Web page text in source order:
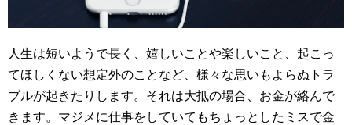
人生は短いようで長く、嬉しいことや楽しいこと、起こっ
てほしくない想定外のことなど、様々な思いもよらぬトラ
ブルが起きたりします。それは大抵の場合、お金が絡んで
きます。マジメに仕事をしていてもちょっとしたミスで金